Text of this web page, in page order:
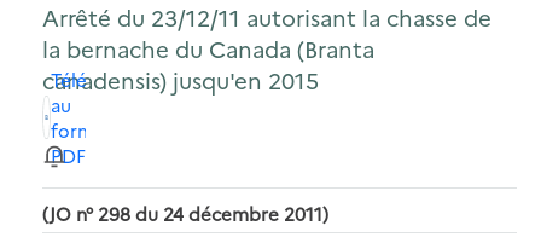
Arrêté du 23/12/11 autorisant la chasse de
la bernache du Canada (Branta
canadensis) jusqu'en 2015
Télécharger
au
format
PDF
(JO n° 298 du 24 décembre 2011)